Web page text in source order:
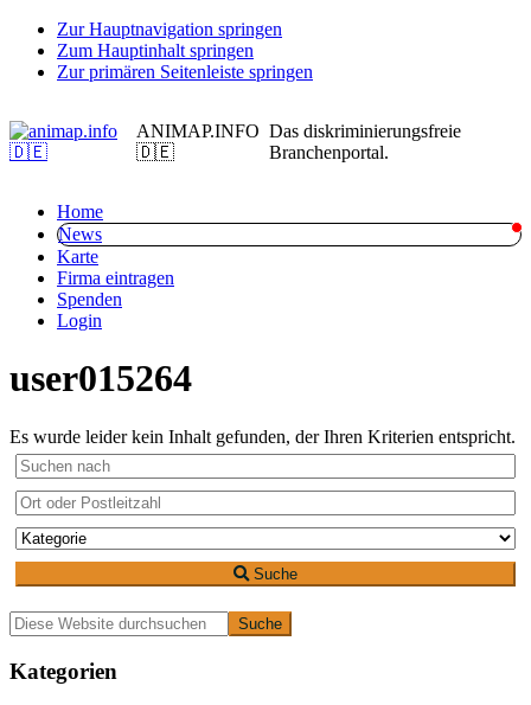
Zur Hauptnavigation springen
Zum Hauptinhalt springen
Zur primären Seitenleiste springen
ANIMAP.INFO
🇩🇪
Das diskriminierungsfreie
Branchenportal.
Home
News
Karte
Firma eintragen
Spenden
Login
user015264
Es wurde leider kein Inhalt gefunden, der Ihren Kriterien entspricht.
Suche
Primäre
Seitenleiste
Diese
Website
durchsuchen
Kategorien